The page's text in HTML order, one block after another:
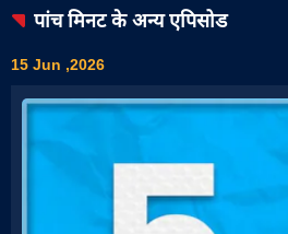
पांच मिनटके अन्य एपिसोड
15 Jun ,2026